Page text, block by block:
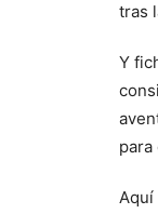
tras
Y
para
Aquí